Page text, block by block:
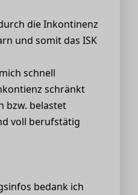
die Inkontinenz
und somit das ISK
schnell
schränkt
bzw. belastet
voll berufstätig
bedank ich